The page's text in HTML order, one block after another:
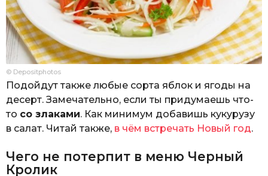
© Depositphotos
Подойдут также любые сорта яблок и ягоды на
десерт. Замечательно, если ты придумаешь что-
то со злаками. Как минимум добавишь кукурузу
в салат. Читай также, в чём встречать Новый год.
Чего не потерпит в меню Черный
Кролик